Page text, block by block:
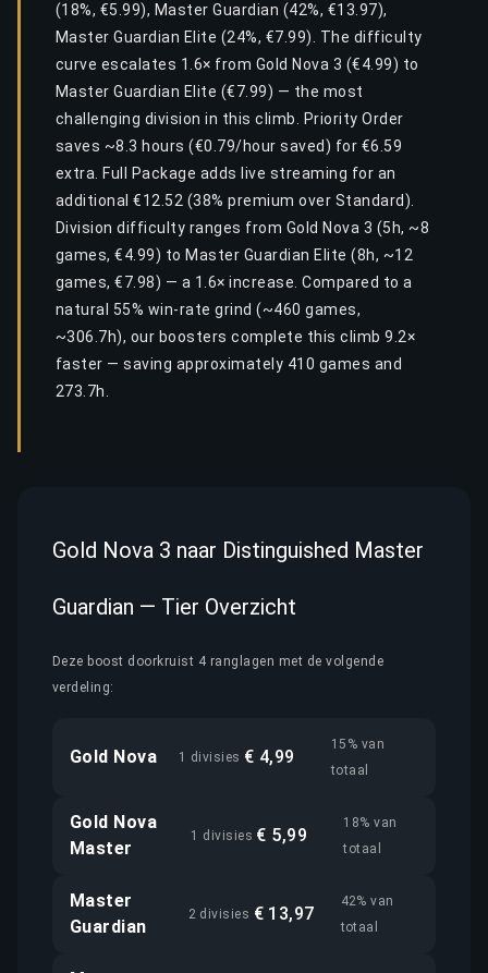
(18%, €5.99), Master Guardian (42%, €13.97),
Master Guardian Elite (24%, €7.99). The difficulty
curve escalates 1.6× from Gold Nova 3 (€4.99) to
Master Guardian Elite (€7.99) — the most
challenging division in this climb. Priority Order
saves ~8.3 hours (€0.79/hour saved) for €6.59
extra. Full Package adds live streaming for an
additional €12.52 (38% premium over Standard).
Division difficulty ranges from Gold Nova 3 (5h, ~8
games, €4.99) to Master Guardian Elite (8h, ~12
games, €7.98) — a 1.6× increase. Compared to a
natural 55% win-rate grind (~460 games,
~306.7h), our boosters complete this climb 9.2×
faster — saving approximately 410 games and
273.7h.
Gold Nova 3 naar Distinguished Master
Guardian — Tier Overzicht
Deze boost doorkruist 4 ranglagen met de volgende
verdeling:
Gold Nova 1 divisies € 4,99
15% van
totaal
Gold Nova
Master
1 divisies € 5,99
18% van
totaal
Master
Guardian
2 divisies € 13,97
42% van
totaal